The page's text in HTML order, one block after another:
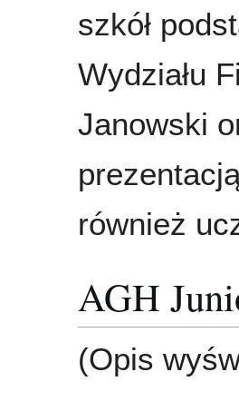
szkół
Wydziału
Janowski
również
AGH
(Opis